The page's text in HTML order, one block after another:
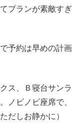
プランが素敵すぎ
予約は早めの計画
ス、Ｂ寝台サンラ
ノビノビ座席で、
だしお静かに）